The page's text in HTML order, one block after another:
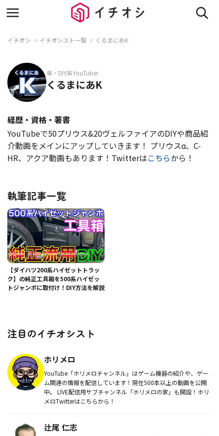
イチオシ イチオシスト一覧 くるまにあK
車・DIY系YouTuber
くるまにあK
経歴・資格・著書
YouTubeで50プリウス&20ヴェルファイアのDIYや商品紹
介動画をメインにアップしていきます！ プリウスα、C-
HR、アクア動画もあります！Twitterはこちらから！
執筆記事一覧
【ダイハツ200系ハイゼットトラッ
ク】の純正工具箱を500系ハイゼッ
トジャンボに取付け！DIY方法を解説
注目のイチオシスト
ホリメロ
YouTube「ホリメロチャンネル」はゲーム機器の紹介や、ゲー
ム関連の情報を配信しています！現在500本以上の動画を公開
中。 LIVE配信用サブチャンネル「ホリメロの家」も開設！ホリ
メロTwitterはこちらから！
辻尾 仁志